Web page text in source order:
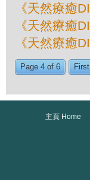
《天然療癒
《天然療癒
《天然療癒
Page 4 of 6 First
主頁 Home